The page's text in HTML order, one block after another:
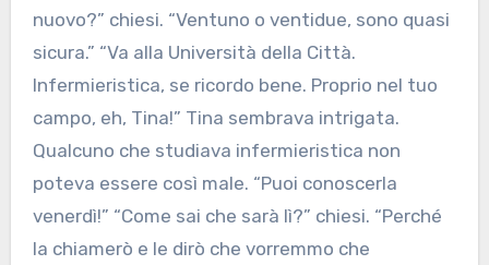
nuovo?” chiesi. “Ventuno o ventidue, sono quasi
sicura.” “Va alla Università della Città.
Infermieristica, se ricordo bene. Proprio nel tuo
campo, eh, Tina!” Tina sembrava intrigata.
Qualcuno che studiava infermieristica non
poteva essere così male. “Puoi conoscerla
venerdì!” “Come sai che sarà lì?” chiesi. “Perché
la chiamerò e le dirò che vorremmo che